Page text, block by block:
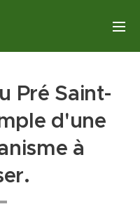
Pré Saint-
d'une
à